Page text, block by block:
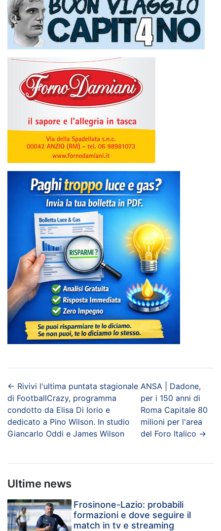
← Rivivi l'ultima puntata stagionale
di FootballCrazy, programma
condotto da Elisa Di Iorio e
dedicato a Pino Wilson. In studio
Giancarlo Oddi e James Wilson
ANSA | Dadone,
per i 150 anni di
Roma Capitale 80
milioni per l'area
del Foro Italico →
Ultime news
Frosinone-Lazio: probabili
formazioni e dove seguire il
match in tv e streaming